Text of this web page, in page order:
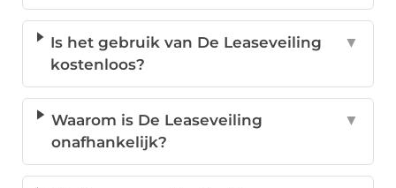
Is het gebruik van De Leaseveiling
kostenloos?
▼
Waarom is De Leaseveiling
onafhankelijk?
▼